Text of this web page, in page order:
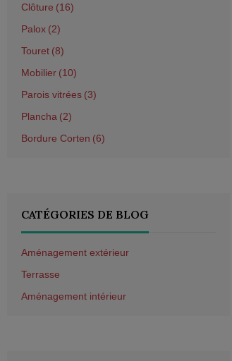
Clôture
16
Palox 2
Touret 8
Mobilier 10
Parois vitrées 3
Plancha
2
Bordure Corten 6
CATÉGORIES DE BLOG
Aménagement extérieur
Terrasse
Aménagement intérieur